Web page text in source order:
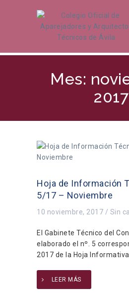
Mes:
2017
Hoja de Información
5/17 – Noviembre
10 noviembre, 2017 / Sin
El Gabinete Técnico del
elaborado el nº. 5
2017 de la Hoja
LEER MÁS